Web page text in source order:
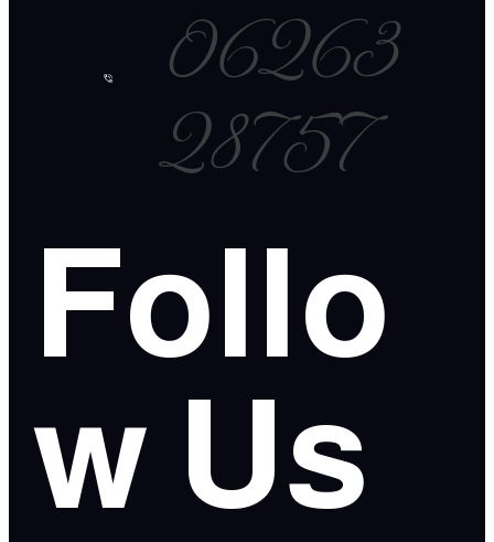
06263
28757
Follo
w Us